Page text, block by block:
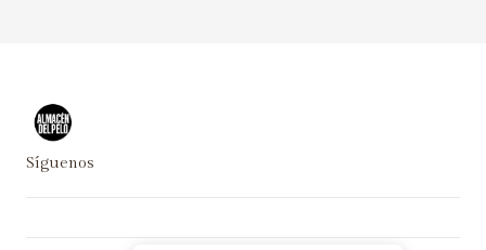
Síguenos